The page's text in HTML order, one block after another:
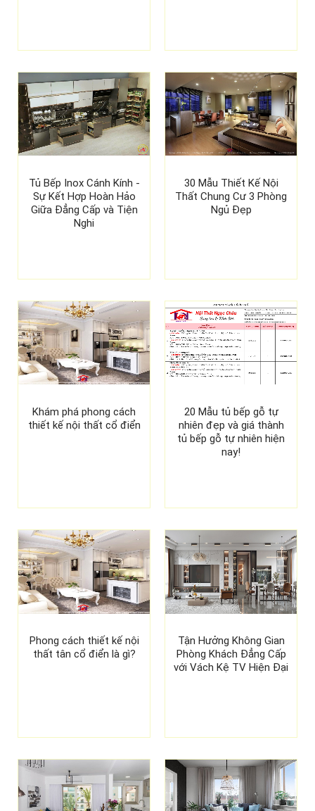
Tủ Bếp Inox Cánh Kính -
Sự Kết Hợp Hoàn Hảo
Giữa Đẳng Cấp và Tiện
Nghi
30 Mẫu Thiết Kế Nội
Thất Chung Cư 3 Phòng
Ngủ Đẹp
Khám phá phong cách
thiết kế nội thất cổ điển
20 Mẫu tủ bếp gỗ tự
nhiên đẹp và giá thành
tủ bếp gỗ tự nhiên hiện
nay!
Phong cách thiết kế nội
thất tân cổ điển là gì?
Tận Hưởng Không Gian
Phòng Khách Đẳng Cấp
với Vách Kệ TV Hiện Đại